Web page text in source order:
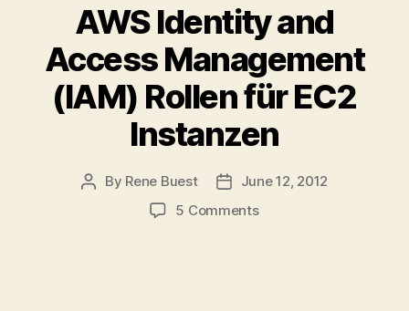
AWS Identity and
Access Management
(IAM) Rollen für EC2
Instanzen
Post
By Rene Buest
PostJune 12, 2012
5 Commentson